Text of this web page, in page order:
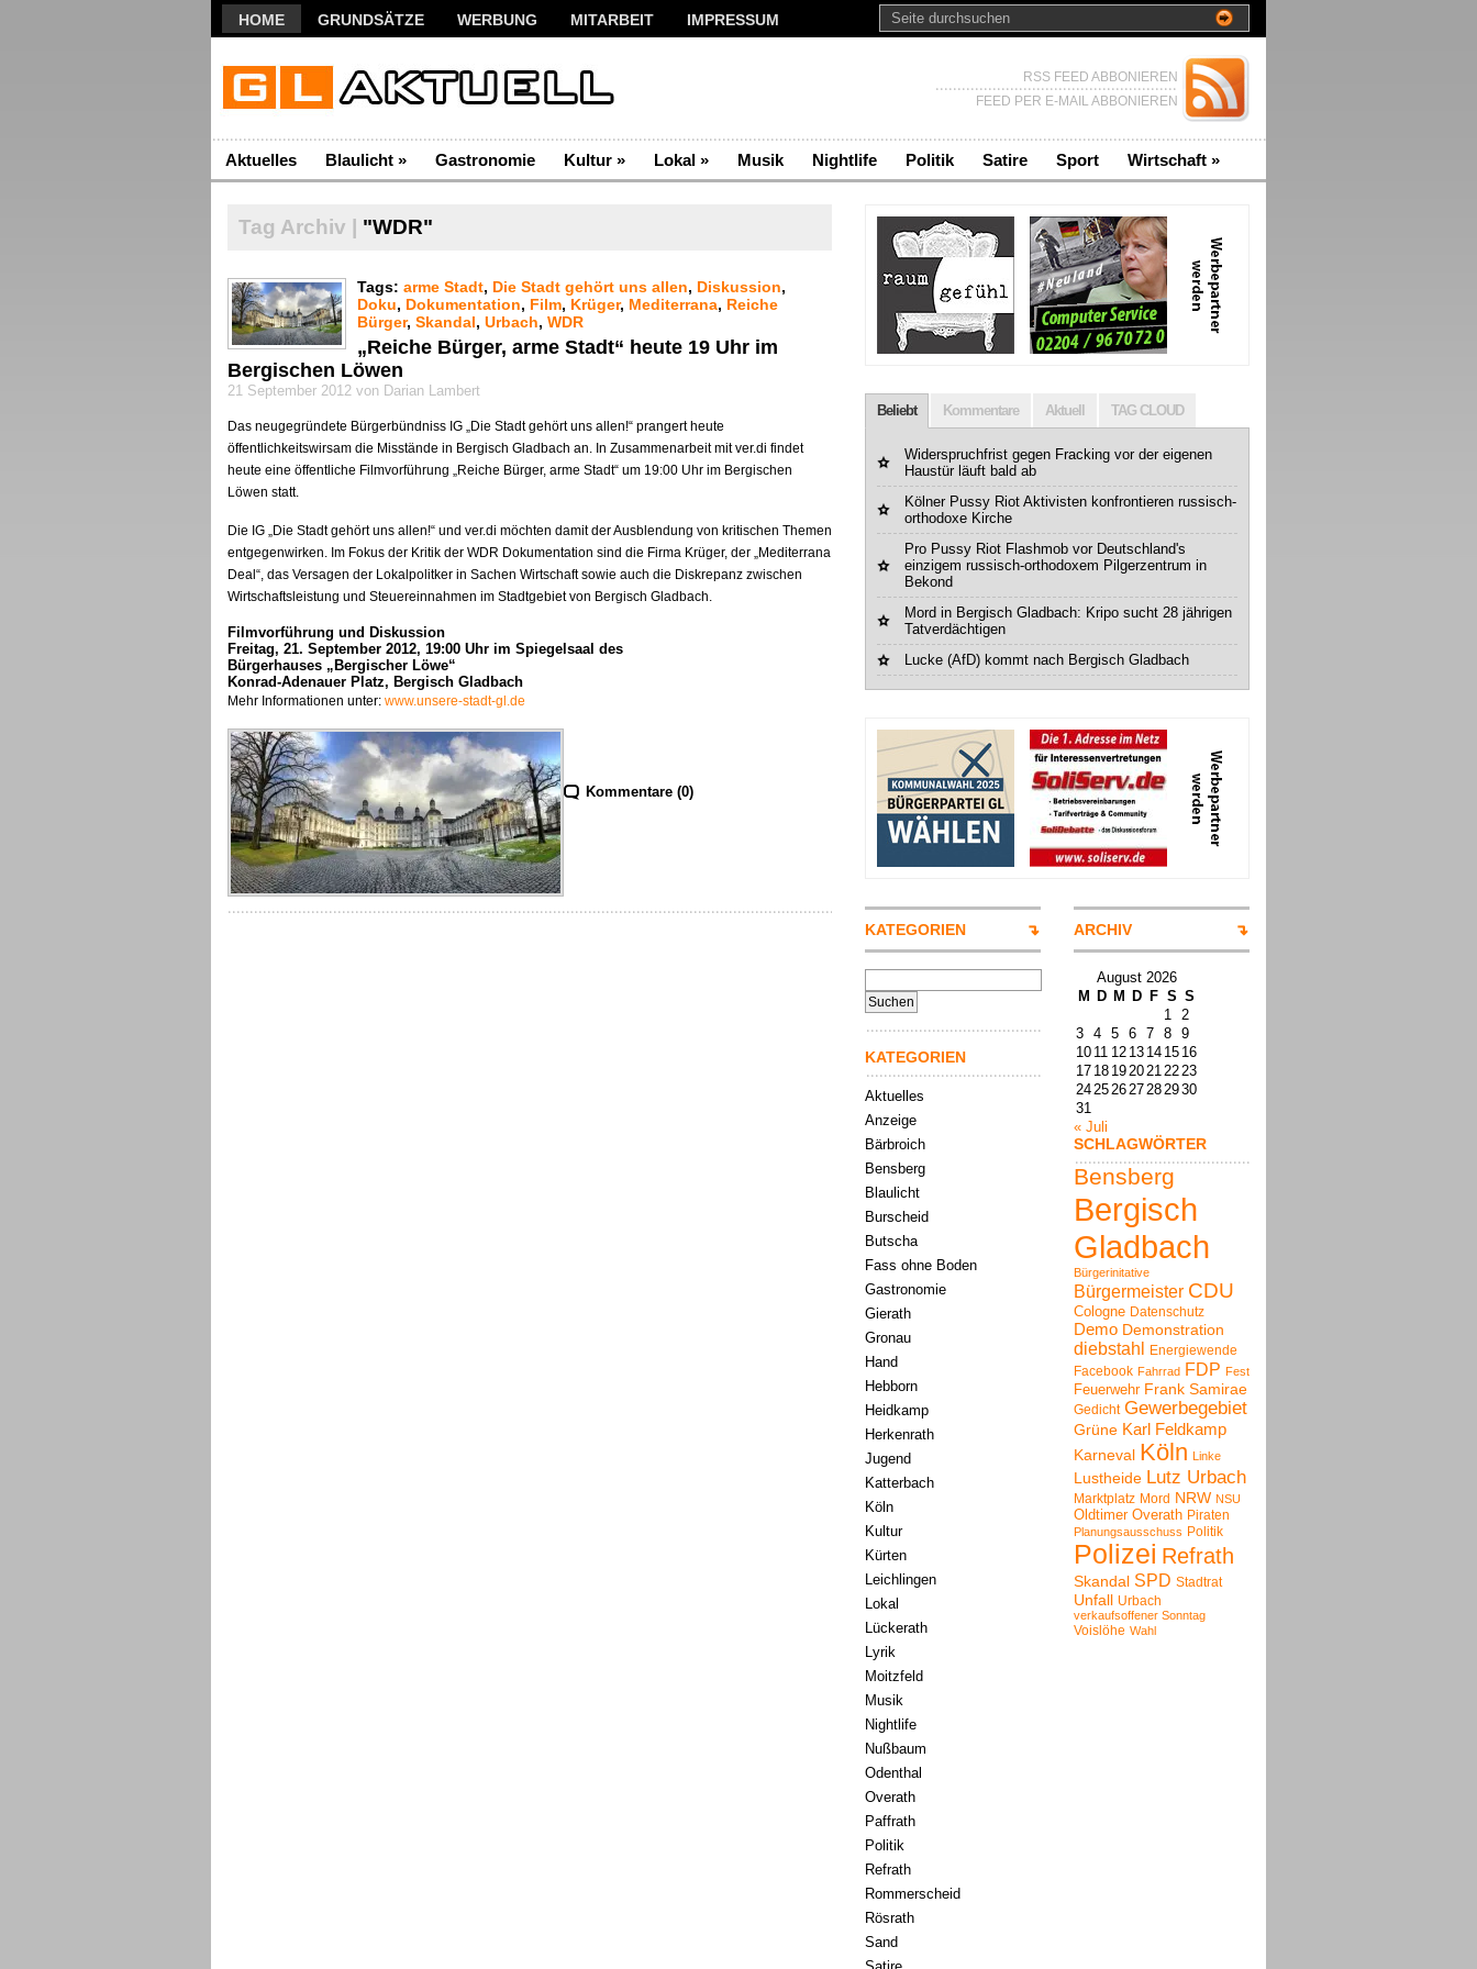
HOME GRUNDSÄTZE WERBUNG MITARBEIT IMPRESSUM
RSS FEED ABBONIEREN
FEED PER E-MAIL ABBONIEREN
Aktuelles Blaulicht » Gastronomie Kultur » Lokal » Musik Nightlife Politik Satire Sport Wirtschaft »
Tag Archiv | "WDR"
Tags: arme Stadt, Die Stadt gehört uns allen, Diskussion,
Doku, Dokumentation, Film, Krüger, Mediterrana, Reiche
Bürger, Skandal, Urbach, WDR
„Reiche Bürger, arme Stadt“ heute 19 Uhr im
Bergischen Löwen
21 September 2012 von Darian Lambert
Das neugegründete Bürgerbündniss IG „Die Stadt gehört uns allen!“ prangert heute
öffentlichkeitswirsam die Misstände in Bergisch Gladbach an. In Zusammenarbeit mit ver.di findet
heute eine öffentliche Filmvorführung „Reiche Bürger, arme Stadt“ um 19:00 Uhr im Bergischen
Löwen statt.
Die IG „Die Stadt gehört uns allen!“ und ver.di möchten damit der Ausblendung von kritischen Themen
entgegenwirken. Im Fokus der Kritik der WDR Dokumentation sind die Firma Krüger, der „Mediterrana
Deal“, das Versagen der Lokalpolitker in Sachen Wirtschaft sowie auch die Diskrepanz zwischen
Wirtschaftsleistung und Steuereinnahmen im Stadtgebiet von Bergisch Gladbach.
Filmvorführung und Diskussion
Freitag, 21. September 2012, 19:00 Uhr im Spiegelsaal des
Bürgerhauses „Bergischer Löwe“
Konrad-Adenauer Platz, Bergisch Gladbach
Mehr Informationen unter: www.unsere-stadt-gl.de
Kommentare (0)
Beliebt Kommentare Aktuell TAG CLOUD
Widerspruchfrist gegen Fracking vor der eigenen
Haustür läuft bald ab
Kölner Pussy Riot Aktivisten konfrontieren russisch-
orthodoxe Kirche
Pro Pussy Riot Flashmob vor Deutschland's
einzigem russisch-orthodoxem Pilgerzentrum in
Bekond
Mord in Bergisch Gladbach: Kripo sucht 28 jährigen
Tatverdächtigen
Lucke (AfD) kommt nach Bergisch Gladbach
KATEGORIEN
nach:
KATEGORIEN
Aktuelles
Anzeige
Bärbroich
Bensberg
Blaulicht
Burscheid
Butscha
Fass ohne Boden
Gastronomie
Gierath
Gronau
Hand
Hebborn
Heidkamp
Herkenrath
Jugend
Katterbach
Köln
Kultur
Kürten
Leichlingen
Lokal
Lückerath
Lyrik
Moitzfeld
Musik
Nightlife
Nußbaum
Odenthal
Overath
Paffrath
Politik
Refrath
Rommerscheid
Rösrath
Sand
ARCHIV
August 2026
M
D M D F S S
1 2
3 4 5 6 7 8 9
10 11 12 13 14 15 16
17 18 1920212223
24252627282930
31
« Juli
SCHLAGWÖRTER
Bensberg
Bergisch
Gladbach
Bürgerinitative
Bürgermeister CDU
Cologne Datenschutz
Demo Demonstration
diebstahl Energiewende
Facebook Fahrrad FDP Fest
Feuerwehr Frank Samirae
Gedicht Gewerbegebiet
Grüne Karl Feldkamp
Karneval Köln Linke
Lustheide Lutz Urbach
Marktplatz Mord NRW NSU
Oldtimer Overath Piraten
Planungsausschuss Politik
Polizei Refrath
Skandal SPD Stadtrat
Unfall Urbach
verkaufsoffener Sonntag
Voislöhe Wahl